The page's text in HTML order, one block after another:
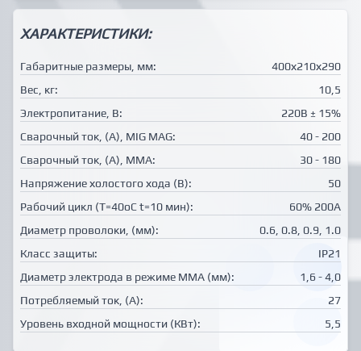
ХАРАКТЕРИСТИКИ:
Габаритные размеры, мм:
400х210х290
Вес, кг:
10,5
Электропитание, В:
220В ± 15%
Сварочный ток, (А), MIG MAG:
40 - 200
Сварочный ток, (А), MMA:
30 - 180
Напряжение холостого хода (В):
50
Рабочий цикл (Т=40оС t=10 мин):
60% 200А
Диаметр проволоки, (мм):
0.6, 0.8, 0.9, 1.0
Класс защиты:
IP21
Диаметр электрода в режиме MMA (мм):
1,6 - 4,0
Потребляемый ток, (А):
27
Уровень входной мощности (КВт):
5,5